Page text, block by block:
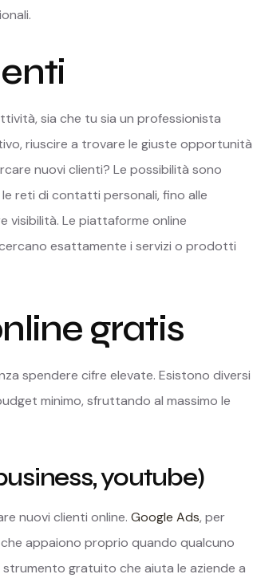
sia che tu sia un professionista
riuscire a trovare le giuste opportunità
nuovi clienti? Le possibilità sono
reti di contatti personali, fino alle
Le piattaforme online
esattamente i servizi o prodotti
gratis
spendere cifre elevate. Esistono diversi
minimo, sfruttando al massimo le
youtube)
nuovi clienti online. Google Ads, per
appaiono proprio quando qualcuno
strumento gratuito che aiuta le aziende a